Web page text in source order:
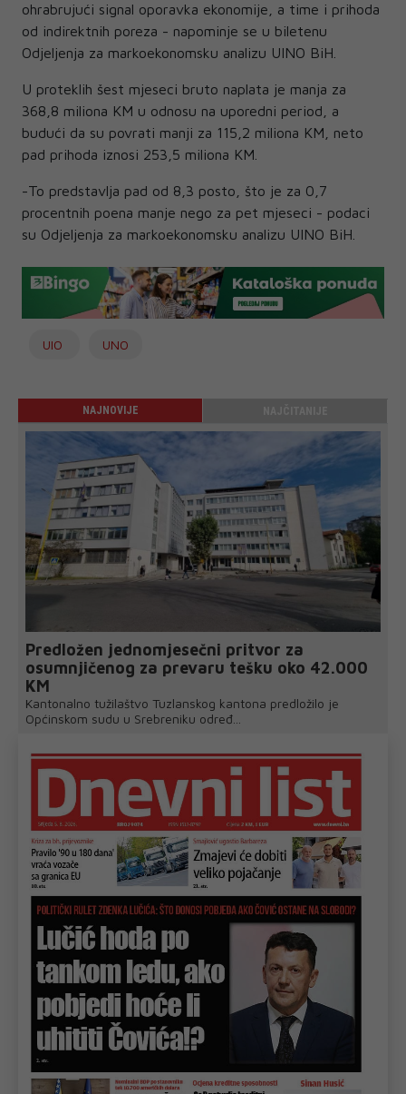
ohrabrujući signal oporavka ekonomije, a time i prihoda
od indirektnih poreza - napominje se u biletenu
Odjeljenja za markoekonomsku analizu UINO BiH.
U proteklih šest mjeseci bruto naplata je manja za
368,8 miliona KM u odnosu na uporedni period, a
budući da su povrati manji za 115,2 miliona KM, neto
pad prihoda iznosi 253,5 miliona KM.
-To predstavlja pad od 8,3 posto, što je za 0,7
procentnih poena manje nego za pet mjeseci - podaci
su Odjeljenja za markoekonomsku analizu UINO BiH.
UIO UNO
NAJNOVIJE
Predložen jednomjesečni pritvor za
osumnjičenog za prevaru tešku oko 42.000
KM
Kantonalno tužilaštvo Tuzlanskog kantona predložilo je
Općinskom sudu u Srebreniku određ...